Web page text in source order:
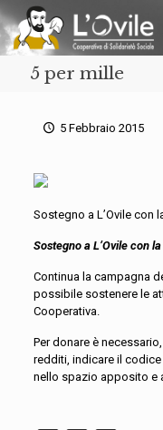
5 per mille
5 Febbraio 2015
Sostegno a L’Ovile con
Sostegno a L’Ovile con
Continua la campagna
possibile sostenere le
Cooperativa.
Per donare è
redditi, indicare il
nello spazio apposito e